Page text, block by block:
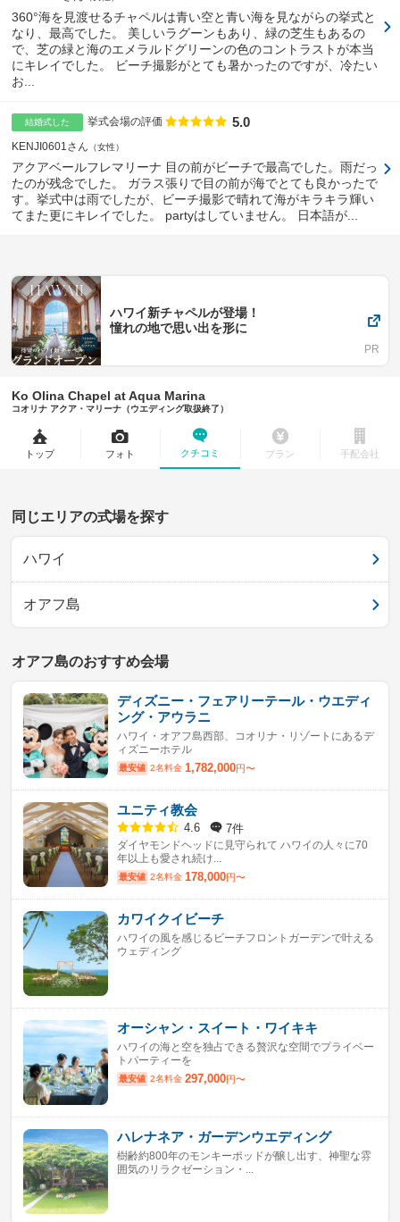
360°海を見渡せるチャペルは青い空と青い海を見ながらの挙式と
なり、最高でした。 美しいラグーンもあり、緑の芝生もあるの
で、芝の緑と海のエメラルドグリーンの色のコントラストが本当
にキレイでした。 ビーチ撮影がとても暑かったのですが、冷たい
お...
結婚式した 挙式会場の評価 点数
5.0
KENJI0601さん 女性
アクアベールフレマリーナ 目の前がビーチで最高でした。雨だっ
たのが残念でした。 ガラス張りで目の前が海でとても良かったで
す。挙式中は雨でしたが、ビーチ撮影で晴れて海がキラキラ輝い
てまた更にキレイでした。 partyはしていません。 日本語が...
ハワイ新チャペルが登場！
憧れの地で思い出を形に
Ko Olina Chapel at Aqua Marina
コオリナ アクア・マリーナ（ウエディング取扱終了）
トップ フォト クチコミ プラン 手配会社
同じエリアの式場を探す
ハワイ
オアフ島
オアフ島のおすすめ会場
ディズニー・フェアリーテール・ウエディ
ング・アウラニ
ハワイ・オアフ島西部、コオリナ・リゾートにあるデ
ィズニーホテル
最安値 2名料金 1,782,000円〜
ユニティ教会
4.6 7件
ダイヤモンドヘッドに見守られて ハワイの人々に70
年以上も愛され続け...
最安値 2名料金 178,000円〜
カワイクイビーチ
ハワイの風を感じるビーチフロントガーデンで叶える
ウェディング
オーシャン・スイート・ワイキキ
ハワイの海と空を独占できる贅沢な空間でプライベー
トパーティーを
最安値 2名料金 297,000円〜
ハレナネア・ガーデンウエディング
樹齢約800年のモンキーポッドが醸し出す、神聖な雰
囲気のリラクゼーション・...